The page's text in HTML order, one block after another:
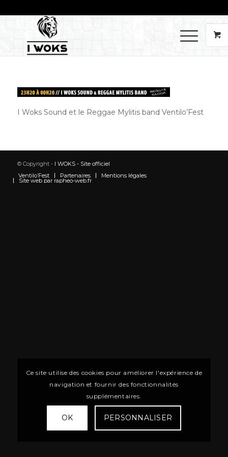
I Woks Sound et le Reggae Mylitis band Ventilo’Fest
© Copyright - I WOKS - Site officiel
Ventilo’Fest
Partenaires Mentions légales
Site web par rapheo-web.fr
Ce site utilise des cookies pour améliorer l'expérience de
navigation et fournir des fonctionnalités
supplémentaires.
OK PERSONNALISER